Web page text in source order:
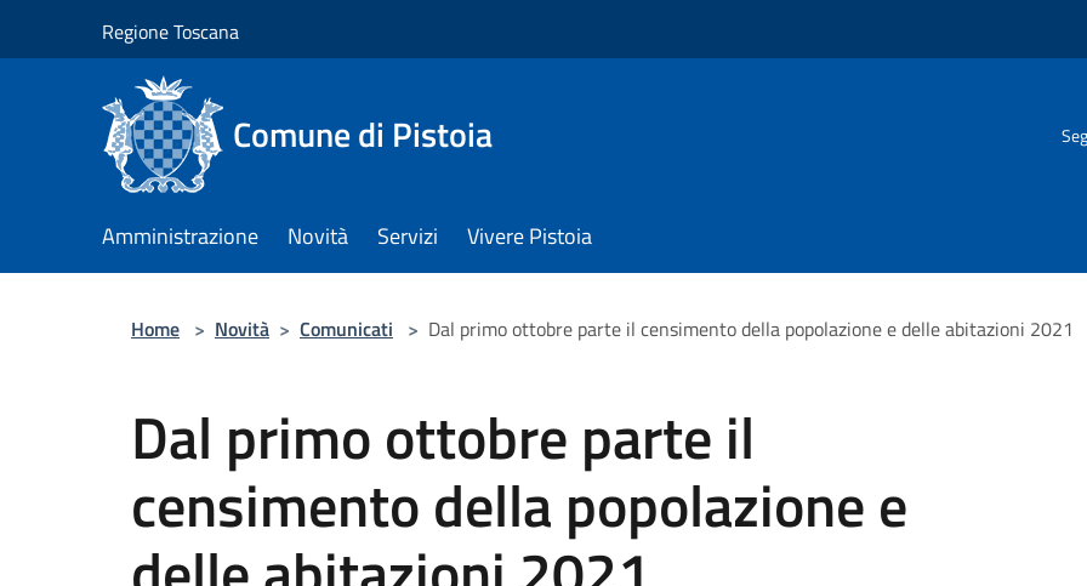
Regione Toscana
Comune di Pistoia
Amministrazione Novità Servizi Vivere Pistoia
Home > Novità > Comunicati > Dal primo ottobre parte il censimento della popolazione e delle abitazioni 2021
Dal primo ottobre parte il
censimento della popolazione e